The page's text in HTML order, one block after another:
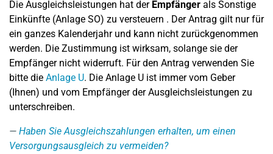
Die Ausgleichsleistungen hat der Empfänger als Sonstige
Einkünfte (Anlage SO) zu versteuern . Der Antrag gilt nur für
ein ganzes Kalenderjahr und kann nicht zurückgenommen
werden. Die Zustimmung ist wirksam, solange sie der
Empfänger nicht widerruft. Für den Antrag verwenden Sie
bitte die Anlage U. Die Anlage U ist immer vom Geber
(Ihnen) und vom Empfänger der Ausgleichsleistungen zu
unterschreiben.
Haben Sie Ausgleichszahlungen erhalten, um einen
Versorgungsausgleich zu vermeiden?